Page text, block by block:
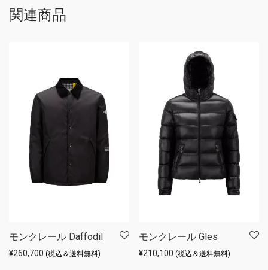
関連商品
モンクレール Daffodil
¥260,700 (税込＆送料無料)
モンクレール Gles
¥210,100 (税込＆送料無料)